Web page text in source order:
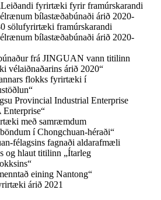
fyrirtæki fyrir framúrskarandi
bílastæðabúnaði árið 2020-
sölufyrirtæki framúrskarandi
bílastæðabúnaði árið 2020-
frá JINGUAN vann titilinn
vélaiðnaðarins árið 2020“
flokks fyrirtæki í
Provincial Industrial Enterprise
með samræmdum
í Chongchuan-héraði“
félagsins fagnaði aldarafmæli
og hlaut titilinn „Ítarleg
eining Nantong“
árið 2021